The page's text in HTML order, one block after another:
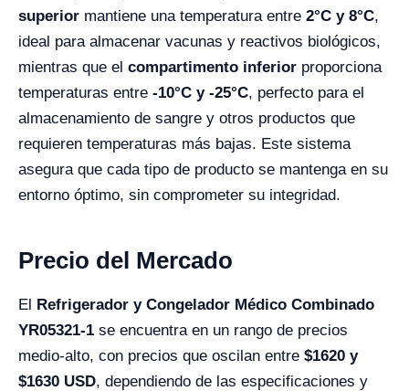
superior mantiene una temperatura entre 2°C y 8°C,
ideal para almacenar vacunas y reactivos biológicos,
mientras que el compartimento inferior proporciona
temperaturas entre -10°C y -25°C, perfecto para el
almacenamiento de sangre y otros productos que
requieren temperaturas más bajas. Este sistema
asegura que cada tipo de producto se mantenga en su
entorno óptimo, sin comprometer su integridad.
Precio del Mercado
El Refrigerador y Congelador Médico Combinado
YR05321-1 se encuentra en un rango de precios
medio-alto, con precios que oscilan entre $1620 y
$1630 USD, dependiendo de las especificaciones y